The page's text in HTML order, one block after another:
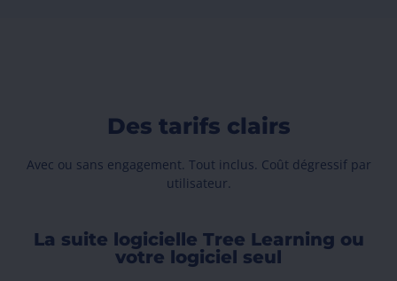
Des tarifs clairs
Avec ou sans engagement. Tout inclus. Coût dégressif par
utilisateur.
La suite logicielle Tree Learning ou
votre logiciel seul